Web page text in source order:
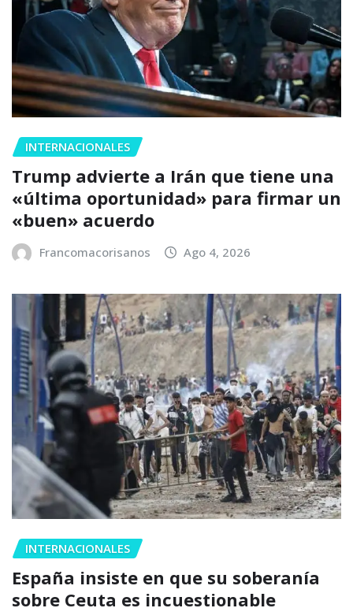
INTERNACIONALES
Trump advierte a Irán que tiene una
«última oportunidad» para firmar un
«buen» acuerdo
Francomacorisanos Ago 4, 2026
INTERNACIONALES
España insiste en que su soberanía
sobre Ceuta es incuestionable